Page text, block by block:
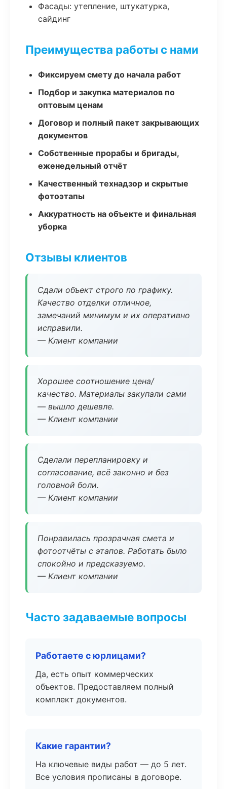
Фасады: утепление, штукатурка,
сайдинг
Преимущества работы с нами
Фиксируем смету до начала работ
Подбор и закупка материалов по
оптовым ценам
Договор и полный пакет закрывающих
документов
Собственные прорабы и бригады,
еженедельный отчёт
Качественный технадзор и скрытые
фотоэтапы
Аккуратность на объекте и финальная
уборка
Отзывы клиентов
Сдали объект строго по графику.
Качество отделки отличное,
замечаний минимум и их оперативно
исправили.
— Клиент компании
Хорошее соотношение цена/
качество. Материалы закупали сами
— вышло дешевле.
— Клиент компании
Сделали перепланировку и
согласование, всё законно и без
головной боли.
— Клиент компании
Понравилась прозрачная смета и
фотоотчёты с этапов. Работать было
спокойно и предсказуемо.
— Клиент компании
Часто задаваемые вопросы
Работаете с юрлицами?
Да, есть опыт коммерческих
объектов. Предоставляем полный
комплект документов.
Какие гарантии?
На ключевые виды работ — до 5 лет.
Все условия прописаны в договоре.